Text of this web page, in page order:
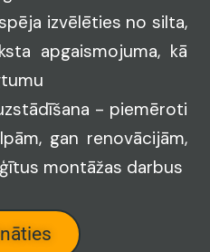
izvēlēties no silta,
apgaismojuma, kā
- piemēroti
gan renovācijām,
montāžas darbus